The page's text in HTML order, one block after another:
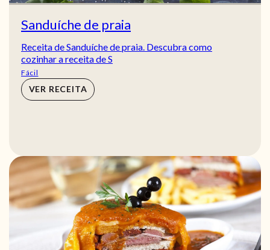
Sanduíche de praia
Receita de Sanduíche de praia. Descubra como
cozinhar a receita de S
Fácil
VER RECEITA